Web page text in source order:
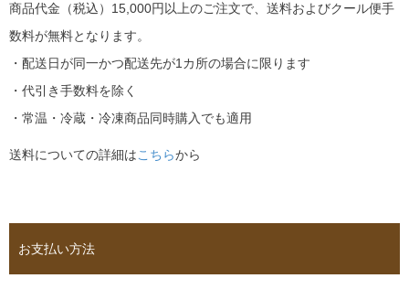
商品代金（税込）15,000円以上のご注文で、送料およびクール便手
数料が無料となります。
・配送日が同一かつ配送先が1カ所の場合に限ります
・代引き手数料を除く
・常温・冷蔵・冷凍商品同時購入でも適用
送料についての詳細はこちらから
お支払い方法